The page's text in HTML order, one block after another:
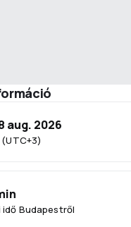
aug. 2026
idő Budapestről